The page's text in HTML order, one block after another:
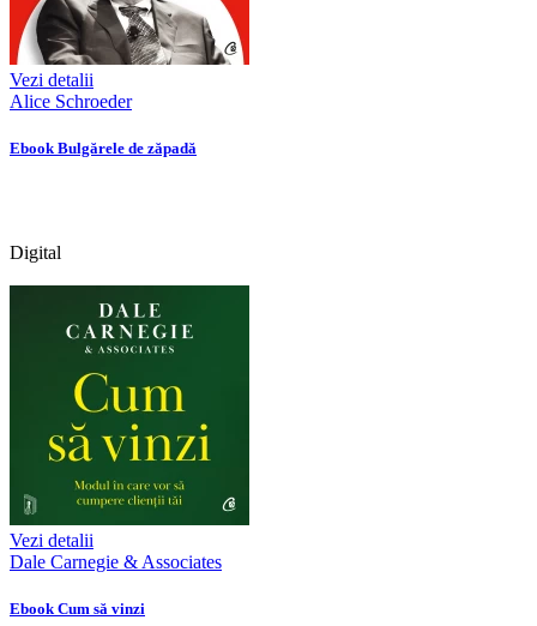
Vezi detalii
Alice Schroeder
Ebook Bulgărele de zăpadă
Digital
Vezi detalii
Dale Carnegie & Associates
Ebook Cum să vinzi